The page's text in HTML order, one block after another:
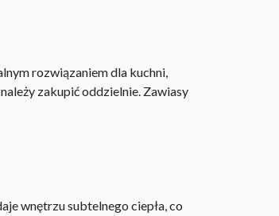
rozwiązaniem dla kuchni,
zakupić oddzielnie. Zawiasy
wnętrzu subtelnego ciepła, co